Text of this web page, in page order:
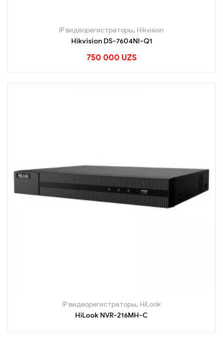
IP видеорегистраторы, Hikvision
Hikvision DS-7604NI-Q1
750 000 UZS
IP видеорегистраторы, HiLook
HiLook NVR-216MH-C